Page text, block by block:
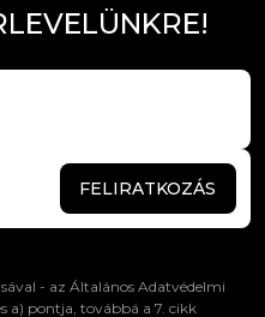
LEVELÜNKRE!
FELIRATKOZÁS
- az Általános Adatvédelmi
a) pontja, továbbá a 7. cikk